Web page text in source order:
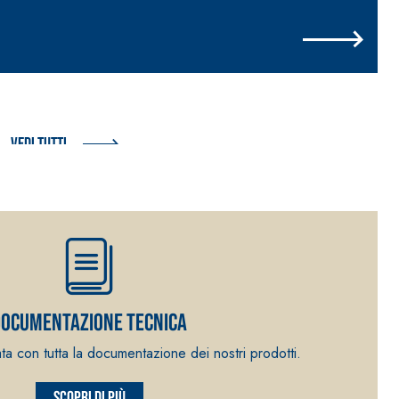
Vedi tutti
tecnica
con tutta la documentazione dei nostri prodotti.